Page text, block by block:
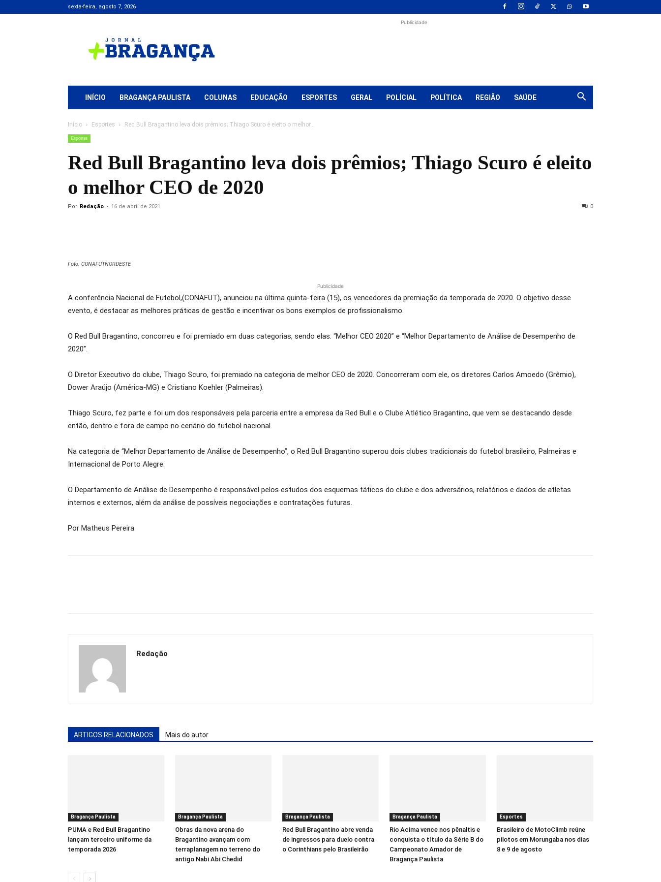
sexta-feira, agosto 7, 2026
+
Bragança
Publicidade
INÍCIO BRAGANÇA PAULISTA COLUNAS EDUCAÇÃO ESPORTES GERAL POLÍCIAL POLÍTICA REGIÃO SAÚDE
Início Esportes Red Bull Bragantino leva dois prêmios; Thiago Scuro é eleito o melhor...
Esportes
Red Bull Bragantino leva dois prêmios; Thiago Scuro é eleito
o melhor CEO de 2020
Por Redação - 16 de abril de 2021 0
Foto: CONAFUTNORDESTE
Publicidade
A conferência Nacional de Futebol,(CONAFUT), anunciou na última quinta-feira (15), os vencedores da premiação da temporada de 2020. O objetivo desse
evento, é destacar as melhores práticas de gestão e incentivar os bons exemplos de profissionalismo.
O Red Bull Bragantino, concorreu e foi premiado em duas categorias, sendo elas: “Melhor CEO 2020” e “Melhor Departamento de Análise de Desempenho de
2020”.
O Diretor Executivo do clube, Thiago Scuro, foi premiado na categoria de melhor CEO de 2020. Concorreram com ele, os diretores Carlos Amoedo (Grêmio),
Dower Araújo (América-MG) e Cristiano Koehler (Palmeiras).
Thiago Scuro, fez parte e foi um dos responsáveis pela parceria entre a empresa da Red Bull e o Clube Atlético Bragantino, que vem se destacando desde
então, dentro e fora de campo no cenário do futebol nacional.
Na categoria de “Melhor Departamento de Análise de Desempenho”, o Red Bull Bragantino superou dois clubes tradicionais do futebol brasileiro, Palmeiras e
Internacional de Porto Alegre.
O Departamento de Análise de Desempenho é responsável pelos estudos dos esquemas táticos do clube e dos adversários, relatórios e dados de atletas
internos e externos, além da análise de possíveis negociações e contratações futuras.
Por Matheus Pereira
Redação
ARTIGOS RELACIONADOS Mais do autor
Bragança Paulista
PUMA e Red Bull Bragantino
lançam terceiro uniforme da
temporada 2026
Bragança Paulista
Obras da nova arena do
Bragantino avançam com
terraplanagem no terreno do
antigo Nabi Abi Chedid
Bragança Paulista
Red Bull Bragantino abre venda
de ingressos para duelo contra
o Corinthians pelo Brasileirão
Bragança Paulista
Rio Acima vence nos pênaltis e
conquista o título da Série B do
Campeonato Amador de
Bragança Paulista
Esportes
Brasileiro de MotoClimb reúne
pilotos em Morungaba nos dias
8 e 9 de agosto